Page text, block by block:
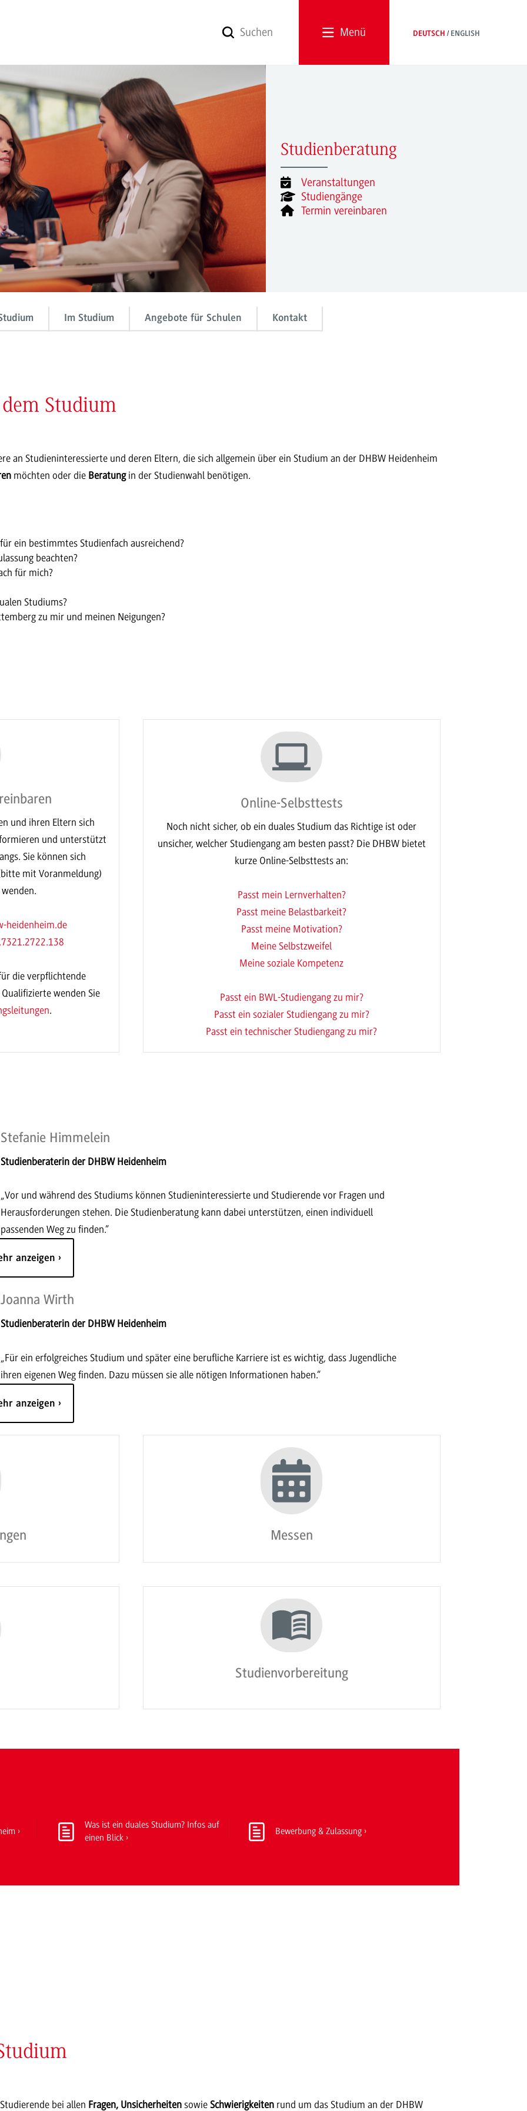
Menü DEUTSCH ENGLISH
Studienberatung
Veranstaltungen
Studiengänge
Termin vereinbaren
Im Studium Angebote für Schulen Kontakt
Studium
an Studieninteressierte und deren Eltern, die sich allgemein über ein Studium an der DHBW Heidenheim
möchten oder die Beratungin der Studienwahl benötigen.
ein bestimmtes Studienfach ausreichend?
beachten?
für mich?
Studiums?
zu mir und meinen Neigungen?
und ihren Eltern sich
und unterstützt
Sie können sich
mit Voranmeldung)
heidenheim.de
die verpflichtende
wenden Sie
.
Online-Selbsttests
Noch nicht sicher, ob ein duales Studium das Richtige ist oder
unsicher, welcher Studiengang am besten passt? Die DHBW bietet
kurze Online-Selbsttests an:
Passt mein Lernverhalten?
Passt meine Belastbarkeit?
Passt meine Motivation?
Meine Selbstzweifel
Meine soziale Kompetenz
Passt ein BWL-Studiengang zu mir?
Passt ein sozialer Studiengang zu mir?
Passt ein technischer Studiengang zu mir?
Stefanie Himmelein
Studienberaterin der DHBW Heidenheim
„Vor und während des Studiums können Studieninteressierte und Studierende vor Fragen und
Herausforderungen stehen. Die Studienberatung kann dabei unterstützen, einen individuell
passenden Weg zu finden.“
anzeigen
Joanna Wirth
Studienberaterin der DHBW Heidenheim
„Für ein erfolgreiches Studium und später eine berufliche Karriere ist es wichtig, dass Jugendliche
ihren eigenen Weg finden. Dazu müssen sie alle nötigen Informationen haben.“
anzeigen
Messen
Studienvorbereitung
Was ist ein duales Studium? Infos auf
einen Blick
Bewerbung & Zulassung
bei allen Fragen, Unsicherheiten sowie Schwierigkeiten rund um das Studium an der DHBW